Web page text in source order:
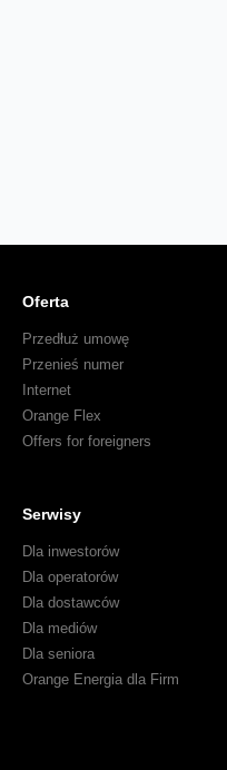
Oferta
Przedłuż umowę
Przenieś numer
Internet
Orange Flex
Offers for foreigners
Serwisy
Dla inwestorów
Dla operatorów
Dla dostawców
Dla mediów
Dla seniora
Orange Energia dla Firm